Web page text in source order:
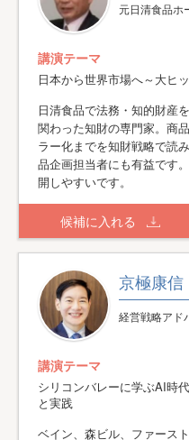
元日清食品ホ
講演テーマ
日本から世界市場へ～大ヒ
日清食品で法務・知的財産
関わった知財の専門家。商
ラー化までを知財戦略で読
品企画担当者にも有益です
開しやすいです。
候補に入れる
京極康信
経営戦略アド
講演テーマ
シリコンバレーに学ぶAI時
と実践
ベイン、森ビル、ファース